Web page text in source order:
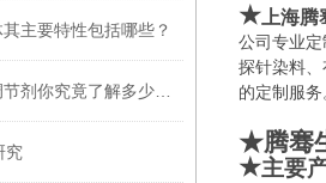
主要特性包括哪些？
究
★ 上海
公司专业
探针染料
的定制服务
★腾骞
★主要